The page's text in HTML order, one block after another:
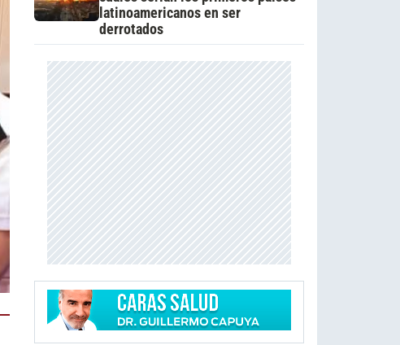
latinoamericanos en ser
derrotados